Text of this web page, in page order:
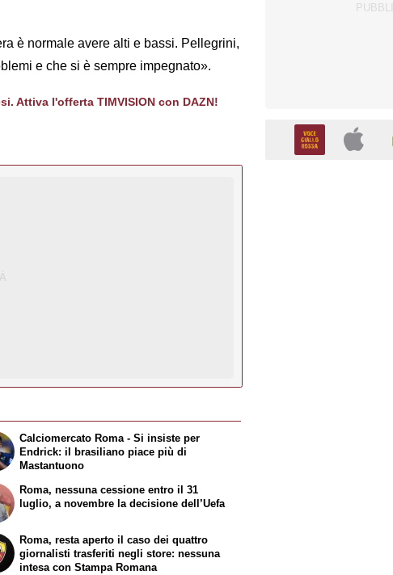
è normale avere alti e bassi. Pellegrini,
e che si è sempre impegnato».
Attiva l'offerta TIMVISION con DAZN!
Calciomercato Roma - Si insiste per
Endrick: il brasiliano piace più di
Mastantuono
Roma, nessuna cessione entro il 31
luglio, a novembre la decisione dell’Uefa
Roma, resta aperto il caso dei quattro
giornalisti trasferiti negli store: nessuna
intesa con Stampa Romana